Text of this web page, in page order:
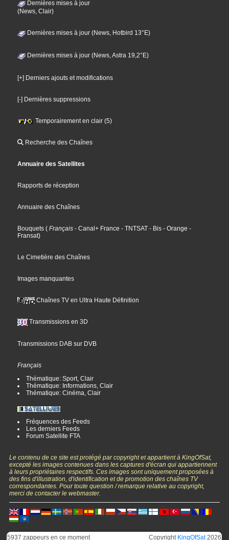
Dernières mises à jour
(News, Clair)
Dernières mises à jour (News, Hotbird 13°E)
Dernières mises à jour (News, Astra 19,2°E)
[+] Derniers ajouts et modifications
[-] Dernières suppressions
Temporairement en clair (5)
Recherche des Chaînes
Annuaire des Satellites
Rapports de réception
Annuaire des Chaînes
Bouquets ( Français - Canal+ France - TNTSAT - Bis - Orange -
Fransat)
Le Cimetière des Chaînes
Images manquantes
Chaînes TV en Ultra Haute Définition
Transmissions en 3D
Transmissions DAB sur DVB
Français
Thématique: Sport, Clair
Thématique: Informations, Clair
Thématique: Cinéma, Clair
Fréquences des Feeds
Les derniers Feeds
Forum Satellite FTA
Le contenu de ce site est protégé par copyright et appartient à KingOfSat,
excepté les images contenues dans les captures d'écran qui appartiennent
à leurs propriétaires respectifs. Ces images sont uniquement proposées à
des fins d'illustration, d'identification et de promotion des chaînes TV
correspondantes. Pour toute question / remarque relative au copyright,
merci de contacter le webmaster.
5937 zappeurs en ce moment Copyright KingOfSat2026